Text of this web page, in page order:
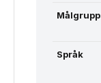
Målgrupp
Språk